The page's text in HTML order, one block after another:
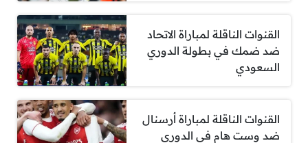
القنوات الناقلة لمباراة الاتحاد
ضد ضمك في بطولة الدوري
السعودي
القنوات الناقلة لمباراة أرسنال
ضد وست هام في الدوري